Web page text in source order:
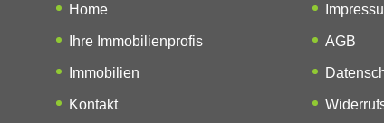
Home
Ihre Immobilienprofis
Immobilien
Kontakt
AGB